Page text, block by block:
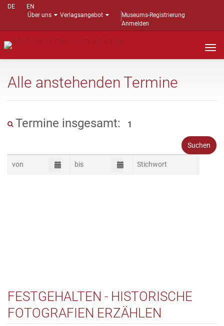
DE
EN
Über uns
Verlagsangebot
Museums-Registrierung
Anmelden
Alle anstehenden Termine
Termine insgesamt: 1
FESTGEHALTEN - HISTORISCHE
FOTOGRAFIEN ERZÄHLEN